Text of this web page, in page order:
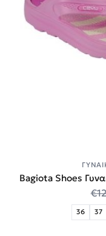
Bagiota Shoes
€
36 37